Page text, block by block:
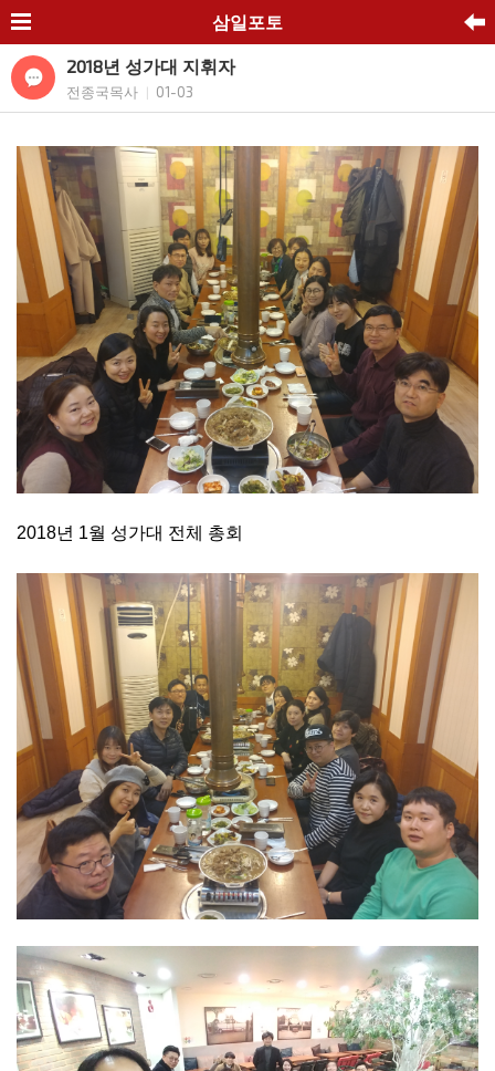
삼일포토
2018년 성가대 지휘자
전종국목사 01-03
2018년 1월 성가대 전체 총회